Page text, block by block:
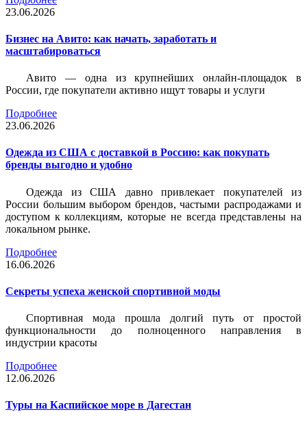
23.06.2026
Бизнес на Авито: как начать, заработать и
масштабироваться
Авито — одна из крупнейших онлайн-площадок в
России, где покупатели активно ищут товары и услуги
Подробнее
23.06.2026
Одежда из США с доставкой в Россию: как покупать
бренды выгодно и удобно
Одежда из США давно привлекает покупателей из
России большим выбором брендов, частыми распродажами и
доступом к коллекциям, которые не всегда представлены на
локальном рынке.
Подробнее
16.06.2026
Секреты успеха женской спортивной моды
Спортивная мода прошла долгий путь от простой
функциональности до полноценного направления в
индустрии красоты
Подробнее
12.06.2026
Туры на Каспийское море в Дагестан